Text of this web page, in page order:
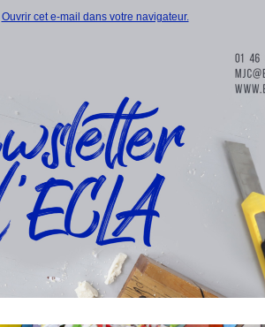
Ouvrir cet e-mail dans votre navigateur.